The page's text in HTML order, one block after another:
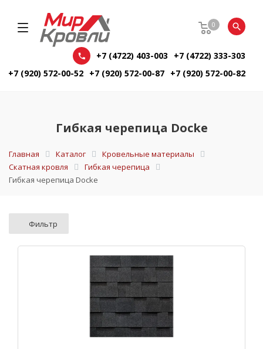
0
+7 (4722) 403-003
+7 (4722) 333-303
+7 (920) 572-00-52 +7 (920) 572-00-87 +7 (920) 572-00-82
Гибкая черепица Docke
Главная Каталог
Кровельные материалы
Скатная кровля
Гибкая черепица
Гибкая черепица Docke
Фильтр